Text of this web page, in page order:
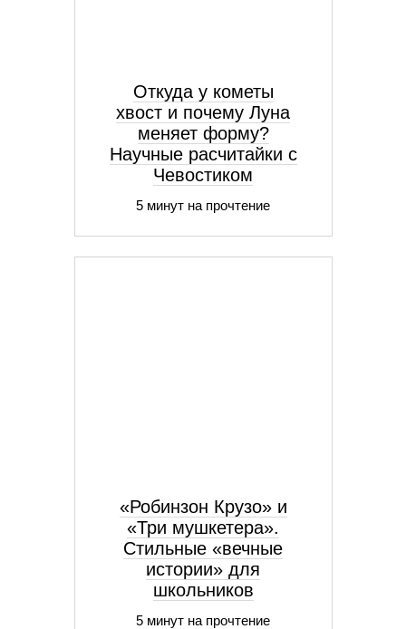
Откуда у кометы
хвост и почему Луна
меняет форму?
Научные расчитайки с
Чевостиком
5 минут на прочтение
«Робинзон Крузо» и
«Три мушкетера».
Стильные «вечные
истории» для
школьников
5 минут на прочтение